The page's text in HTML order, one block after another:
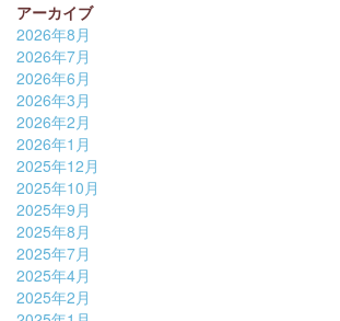
アーカイブ
2026年8月
2026年7月
2026年6月
2026年3月
2026年2月
2026年1月
2025年12月
2025年10月
2025年9月
2025年8月
2025年7月
2025年4月
2025年2月